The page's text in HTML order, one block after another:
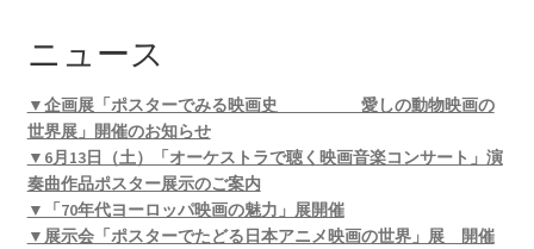
ニュース
▼企画展「ポスターでみる映画史 愛しの動物映画の
世界展」開催のお知らせ
▼6月13日（土）「オーケストラで聴く映画音楽コンサート」演
奏曲作品ポスター展示のご案内
▼「70年代ヨーロッパ映画の魅力」展開催
▼展示会「ポスターでたどる日本アニメ映画の世界」展 開催